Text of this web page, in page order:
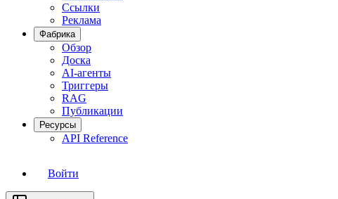
Ссылки
Реклама
Фабрика
Обзор
Доска
AI-агенты
Триггеры
RAG
Публикации
Ресурсы
API Reference
Войти